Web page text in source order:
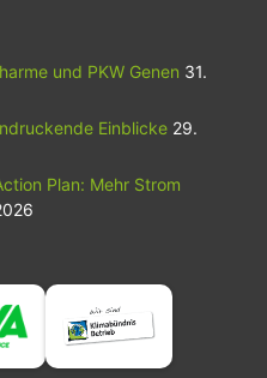
und PKW Genen 31.
Einblicke 29.
Plan: Mehr Strom